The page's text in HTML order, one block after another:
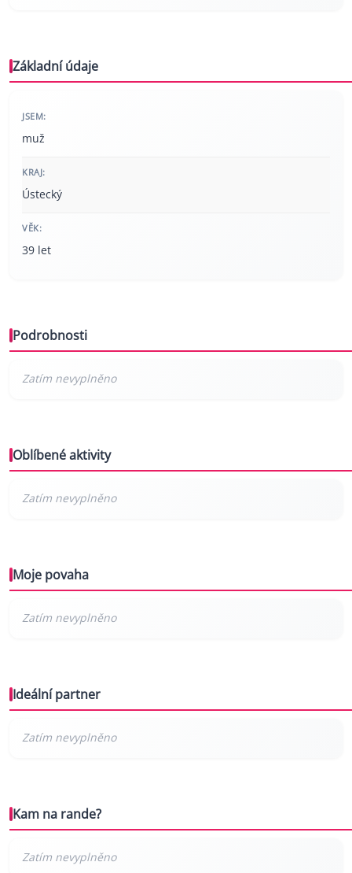
Základní údaje
JSEM:
muž
KRAJ:
Ústecký
VĚK:
39 let
Podrobnosti
Oblíbené aktivity
Moje povaha
Ideální partner
Kam na rande?